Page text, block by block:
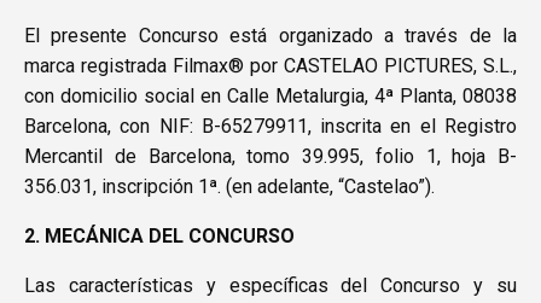
El presente Concurso está organizado a través de la
marca registrada Filmax® por CASTELAO PICTURES, S.L.,
con domicilio social en Calle Metalurgia, 4ª Planta, 08038
Barcelona, con NIF: B-65279911, inscrita en el Registro
Mercantil de Barcelona, tomo 39.995, folio 1, hoja B-
356.031, inscripción 1ª. (en adelante, “Castelao”).
2. MECÁNICA DEL CONCURSO
Las características y específicas del Concurso y su